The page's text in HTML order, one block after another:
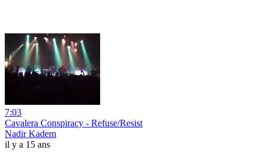
7:03
Cavalera Conspiracy - Refuse/Resist
Nadir Kadem
il y a 15 ans